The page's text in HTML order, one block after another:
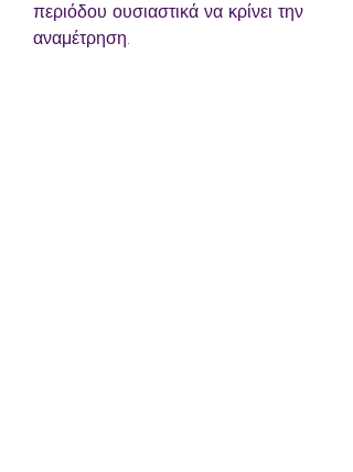
περιόδου ουσιαστικά να κρίνει την
αναμέτρηση.